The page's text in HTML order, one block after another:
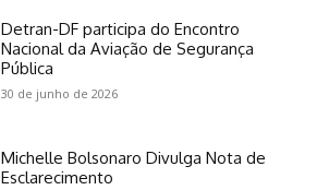
Detran-DF participa do Encontro
Nacional da Aviação de Segurança
Pública
30 de junho de 2026
Michelle Bolsonaro Divulga Nota de
Esclarecimento